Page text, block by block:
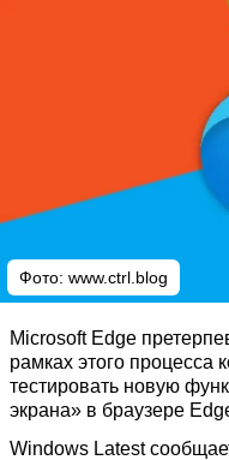
Фото: www.ctrl.blog
Microsoft Edge
рамках этого процесса
тестировать новую
экрана» в браузере
Windows Latest